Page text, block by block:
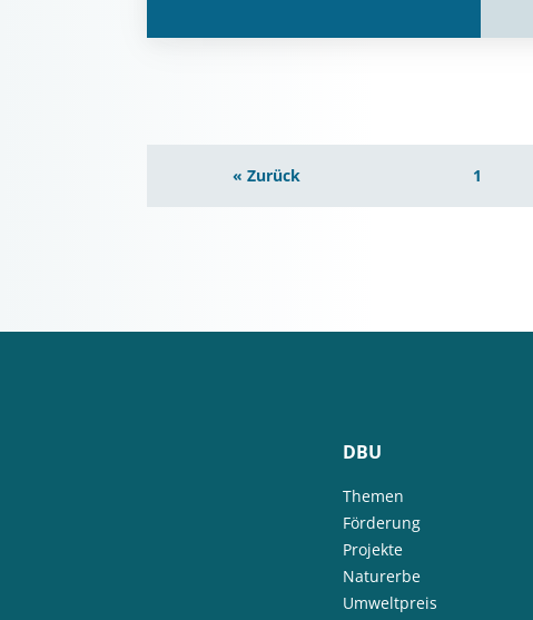
« Zurück 1
DBU
Themen
Förderung
Projekte
Naturerbe
Umweltpreis